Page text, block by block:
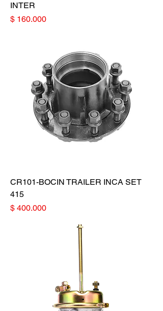
INTER
Precio
$ 160.000
CR101-BOCIN TRAILER INCA SET
415
Precio
$ 400.000